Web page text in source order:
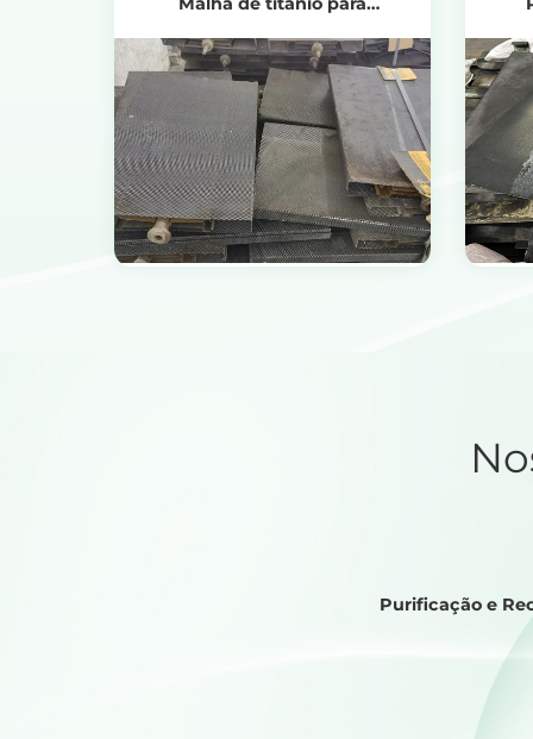
eletrolisadores PEM
Ver produtos
Obtenha o preço da reciclagem
Purificação e